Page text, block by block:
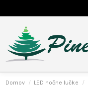
Domov LED nočne lučke